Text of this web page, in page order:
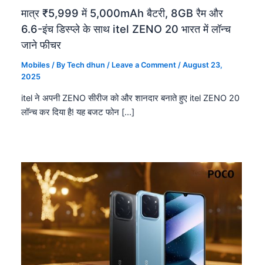
मात्र ₹5,999 में 5,000mAh बैटरी, 8GB रैम और
6.6-इंच डिस्प्ले के साथ itel ZENO 20 भारत में लॉन्च
जाने फीचर
Mobiles / ByTech dhun / Leave a Comment /August 23,
2025
itel ने अपनी ZENO सीरीज को और शानदार बनाते हुए itel ZENO 20
लॉन्च कर दिया है! यह बजट फोन […]